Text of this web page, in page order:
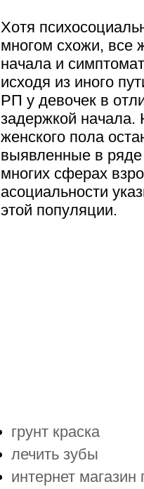
Хотя
многом схожи, все
начала и
исходя из иного
РП у девочек в
задержкой начала.
женского пола
выявленные в ряде
многих сферах
асоциальности
этой популяции.
грунт краска
лечить зубы
интернет магазин